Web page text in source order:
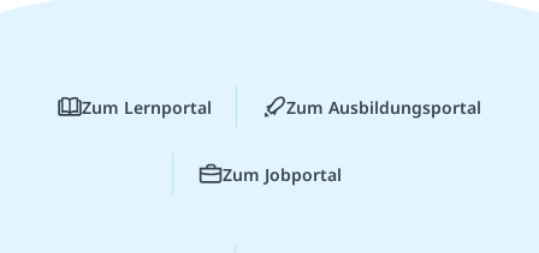
Zum Lernportal Zum Ausbildungsportal
Zum Jobportal